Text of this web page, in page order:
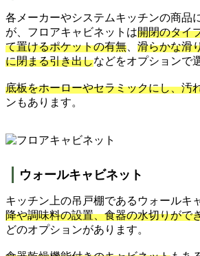
各メーカーやシステムキッチンの商品
が、フロアキャビネットは開閉のタイ
て置けるポケットの有無
滑らかな滑
に閉まる引き出しなどをオプションで
底板をホーローやセラミックにし、汚
ンもあります。
ウォールキャビネット
キッチン上の吊戸棚であるウォールキ
降や調味料の設置、食器の水切りがで
どのオプションがあります。